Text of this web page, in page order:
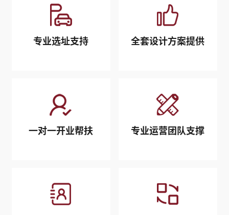
专业选址支持 全套设计方案提供
一对一开业帮扶 专业运营团队支撑